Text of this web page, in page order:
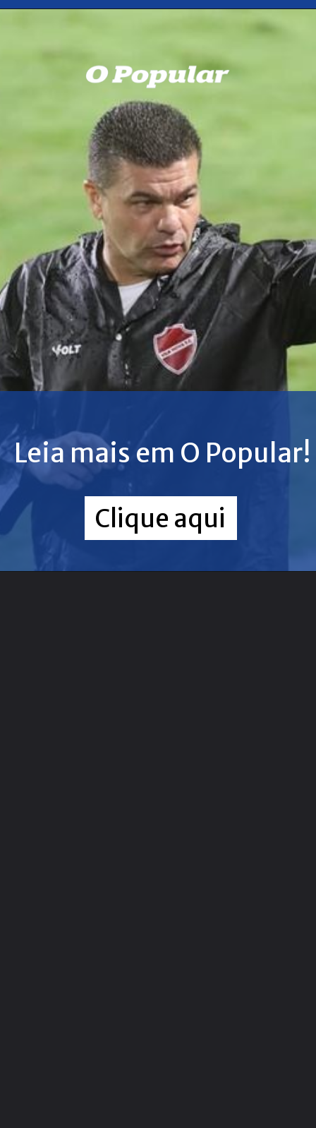
Leia mais em O Popular!
Clique aqui